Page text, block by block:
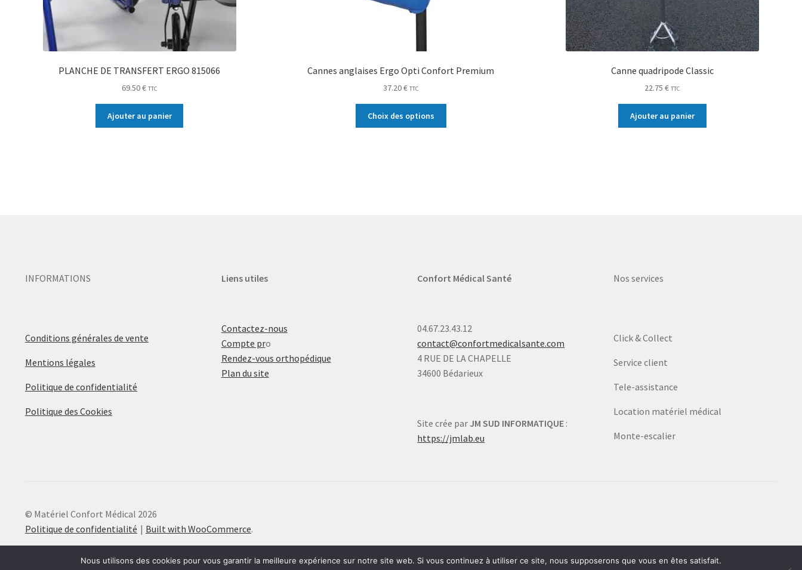
PLANCHE DE TRANSFERT ERGO 815066
69.50€ TTC
Ajouter au panier
Cannes anglaises Ergo Opti Confort Premium
37.20€ TTC
Choix des options
Canne quadripode Classic
22.75€ TTC
Ajouter au panier
INFORMATIONS
Conditions générales de vente
Mentions légales
Politique de confidentialité
Politique des Cookies
Liens utiles
Contactez-nous
Compte pro
Rendez-vous orthopédique
Plan du site
Confort Médical Santé
04.67.23.43.12
contact@confortmedicalsante.com
4 RUE DE LA CHAPELLE
34600 Bédarieux
Site crée par JM SUD INFORMATIQUE :
https://jmlab.eu
Nos services
Click & Collect
Service client
Tele-assistance
Location matériel médical
Monte-escalier
© Matériel Confort Médical 2026
Politique de confidentialité
Built with WooCommerce.
Nous utilisons des cookies pour vous garantir la meilleure expérience sur notre site web. Si vous continuez à utiliser ce site, nous supposerons que vous en êtes satisfait.